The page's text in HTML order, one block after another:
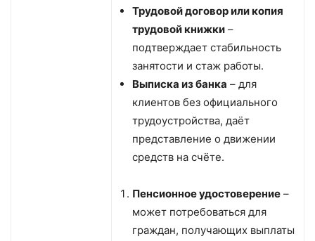
Трудовой договор или копия
трудовой книжки –
подтверждает стабильность
занятости и стаж работы.
Выписка из банка – для
клиентов без официального
трудоустройства, даёт
представление о движении
средств на счёте.
Пенсионное удостоверение –
может потребоваться для
граждан, получающих выплаты